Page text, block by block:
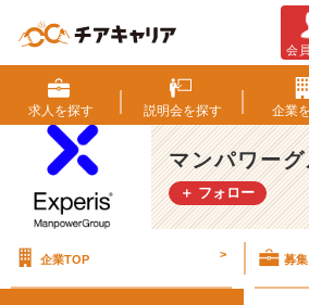
ン
パ
ワ
ー
グ
ル
式
会
求人を探す 説明会を探す 企業を
マンパワー
＋ フォロー
企業TOP > 募集